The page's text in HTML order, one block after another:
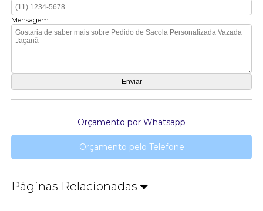
Mensagem
Orçamento por Whatsapp
Orçamento pelo Telefone
Páginas Relacionadas